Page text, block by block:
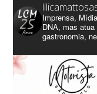
Imprensa,
DNA, mas
gastronomia,